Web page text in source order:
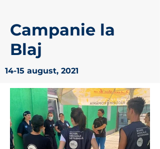
Campanie la
Blaj
14-15 august, 2021